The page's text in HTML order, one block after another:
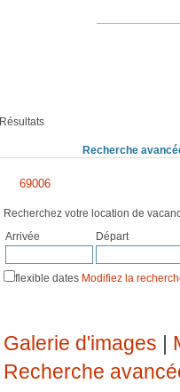
Résultats
Recherche
69006
Recherchez votre location de
Arrivée
Départ
flexible dates Modifiez la
Galerie d'images |
Recherche